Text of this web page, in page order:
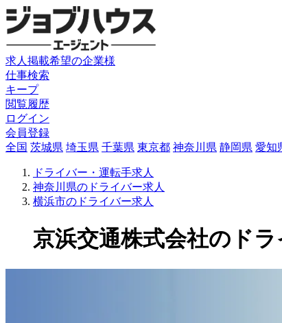
求人掲載希望の企業様
仕事検索
キープ
閲覧履歴
ログイン
会員登録
全国 茨城県 埼玉県 千葉県 東京都 神奈川県 静岡県 愛知
ドライバー・運転手求人
神奈川県のドライバー求人
横浜市のドライバー求人
京浜交通株式会社のドラ